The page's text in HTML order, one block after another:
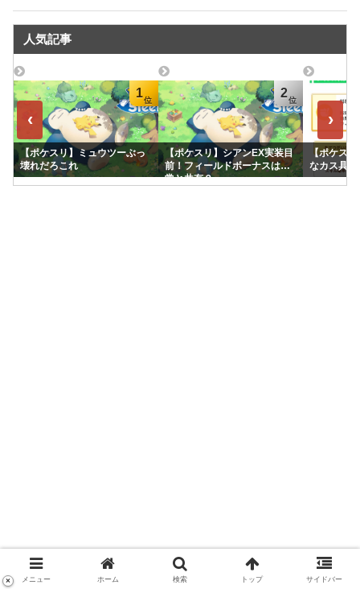
人気記事
‹
1
【ポケスリ】ミュウツーぶっ
壊れだろこれ
2
【ポケスリ】シアンEX実装目
前！フィールドボーナスは通
常と共有？
【ポケス
なカス具合
›
【原神】エピソード オデット（ショートVer.3） #原神 #オ
メニュー ホーム 検索 トップ サイドバー
×